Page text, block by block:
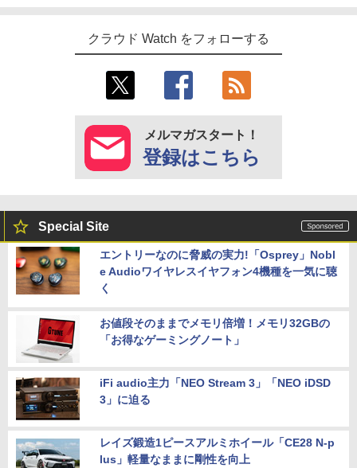
クラウド Watch をフォローする
メルマガスタート！
登録はこちら
Special Site
エントリーなのに脅威の実力!「Osprey」Nobl
e Audioワイヤレスイヤフォン4機種を一気に聴
く
お値段そのままでメモリ倍増！メモリ32GBの
「お得なゲーミングノート」
iFi audio主力「NEO Stream 3」「NEO iDSD
3」に迫る
レイズ鍛造1ピースアルミホイール「CE28 N-p
lus」軽量なままに剛性を向上